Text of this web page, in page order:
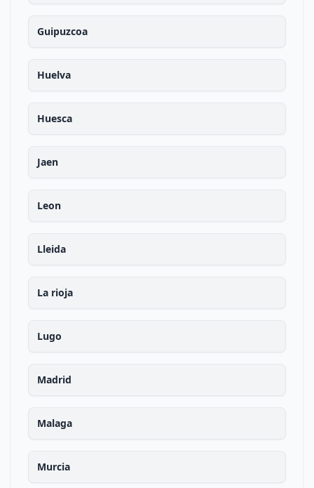
Guipuzcoa
Huelva
Huesca
Jaen
Leon
Lleida
La rioja
Lugo
Madrid
Malaga
Murcia